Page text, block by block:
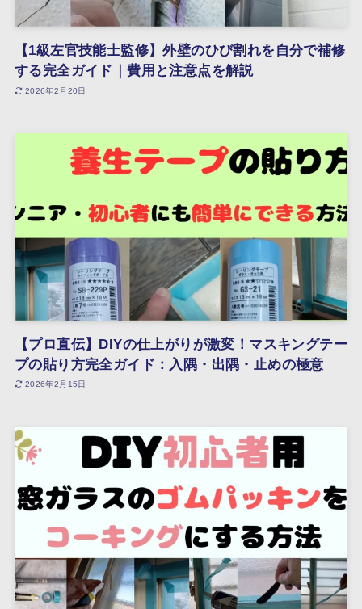
【1級左官技能士監修】外壁のひび割れを自分で補修
する完全ガイド｜費用と注意点を解説
2026年2月20日
【プロ直伝】DIYの仕上がりが激変！マスキングテー
プの貼り方完全ガイド：入隅・出隅・止めの極意
2026年2月15日